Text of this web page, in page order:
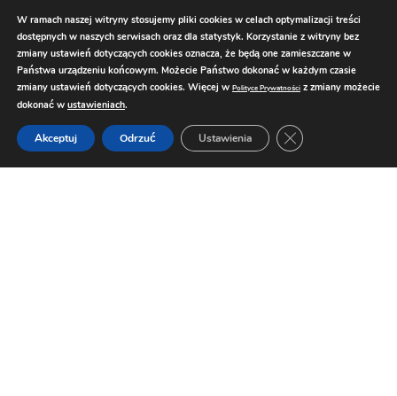
W ramach naszej witryny stosujemy pliki cookies w celach optymalizacji treści
dostępnych w naszych serwisach oraz dla statystyk. Korzystanie z witryny bez
zmiany ustawień dotyczących cookies oznacza, że będą one zamieszczane w
Państwa urządzeniu końcowym. Możecie Państwo dokonać w każdym czasie
zmiany ustawień dotyczących cookies. Więcej w Polityce Prywatności z zmiany możecie
dokonać w ustawieniach.
Akceptuj Odrzuć Ustawienia Zamknij panel